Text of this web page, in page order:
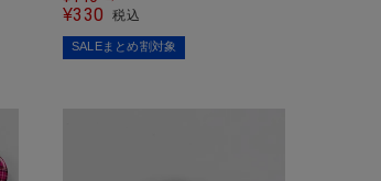
¥330 税込
SALEまとめ割対象